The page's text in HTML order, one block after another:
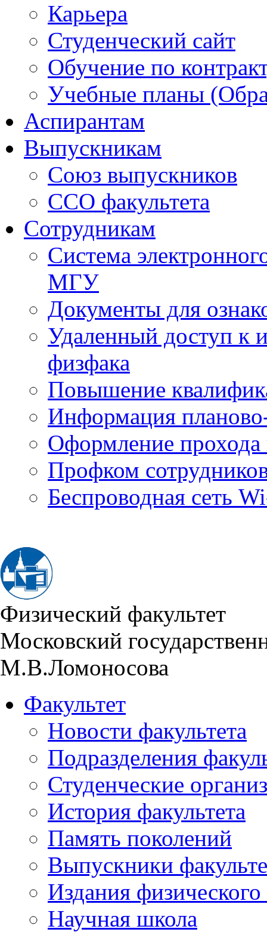
Карьера
Студенческий сайт
Обучение по
Учебные планы
Аспирантам
Выпускникам
Союз выпускников
ССО факультета
Сотрудникам
Система
МГУ
Документы для
Удаленный доступ к
физфака
Повышение
Информация
Оформление прохода
Профком
Беспроводная сеть
Физический факультет
Московский
М.В.Ломоносова
Факультет
Новости факультета
Подразделения
Студенческие
История факультета
Память поколений
Выпускники
Издания физического
Научная школа